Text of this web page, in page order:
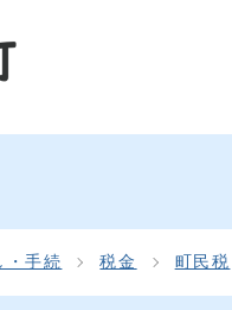
・手続 税金 町民税